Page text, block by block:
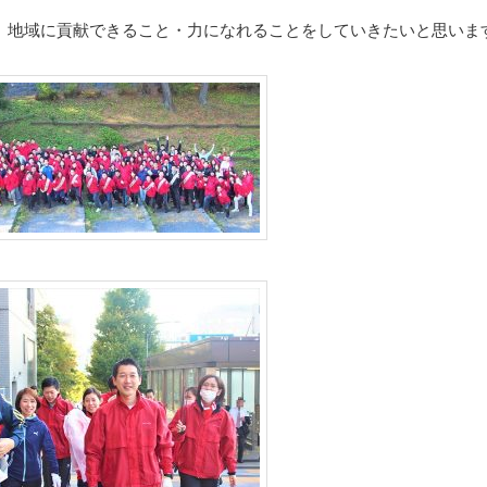
地域に貢献できること・力になれることをしていきたいと思いま